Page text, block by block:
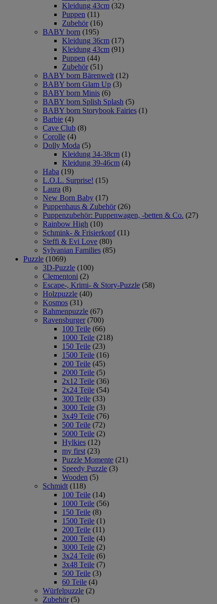
Kleidung 43cm (32)
Puppen (11)
Zubehör (16)
BABY born (195)
Kleidung 36cm (17)
Kleidung 43cm (91)
Puppen (44)
Zubehör (51)
BABY born Bärenwelt (12)
BABY born Glam Up (3)
BABY born Minis (6)
BABY born Splish Splash (5)
BABY born Storybook Fairies (1)
Barbie (4)
Cave Club (8)
Corolle (4)
Dolly Moda (5)
Kleidung 34-38cm (1)
Kleidung 39-46cm (4)
Haba (19)
L.O.L. Surprise! (15)
Laura (8)
New Born Baby (17)
Puppenhaus & Zubehör (26)
Puppenzubehör: Puppenwagen, -betten & Co. (27)
Rainbow High (10)
Schmink- & Frisierkopf (11)
Steffi & Evi Love (80)
Sylvanian Families (85)
Puzzle (1069)
3D-Puzzle (100)
Clementoni (2)
Escape-, Krimi- & Story-Puzzle (58)
Holzpuzzle (40)
Kosmos (31)
Rahmenpuzzle (67)
Ravensburger (700)
100 Teile (66)
1000 Teile (218)
150 Teile (23)
1500 Teile (16)
200 Teile (45)
2000 Teile (5)
2x12 Teile (36)
2x24 Teile (54)
300 Teile (33)
3000 Teile (3)
3x49 Teile (76)
500 Teile (72)
5000 Teile (2)
Hylkies (12)
my first (23)
Puzzle Momente (21)
Speedy Puzzle (3)
Wooden (5)
Schmidt (118)
100 Teile (14)
1000 Teile (56)
150 Teile (8)
1500 Teile (1)
200 Teile (11)
2000 Teile (4)
3000 Teile (2)
3x24 Teile (6)
3x48 Teile (7)
500 Teile (3)
60 Teile (4)
Würfelpuzzle (2)
Zubehör (5)